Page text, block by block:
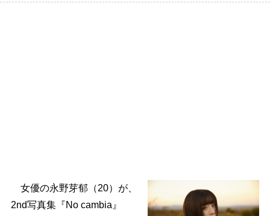
女優の永野芽郁（20）が、
2nd写真集『No cambia』